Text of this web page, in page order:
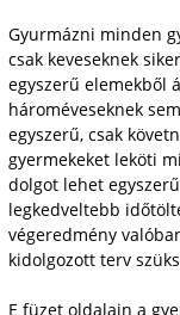
Gyurmázni minden
csak keveseknek
egyszerű elemekből
hároméveseknek
egyszerű, csak
gyermekeket leköti
dolgot lehet
legkedveltebb
végeredmény
kidolgozott terv
E füzet oldalain a